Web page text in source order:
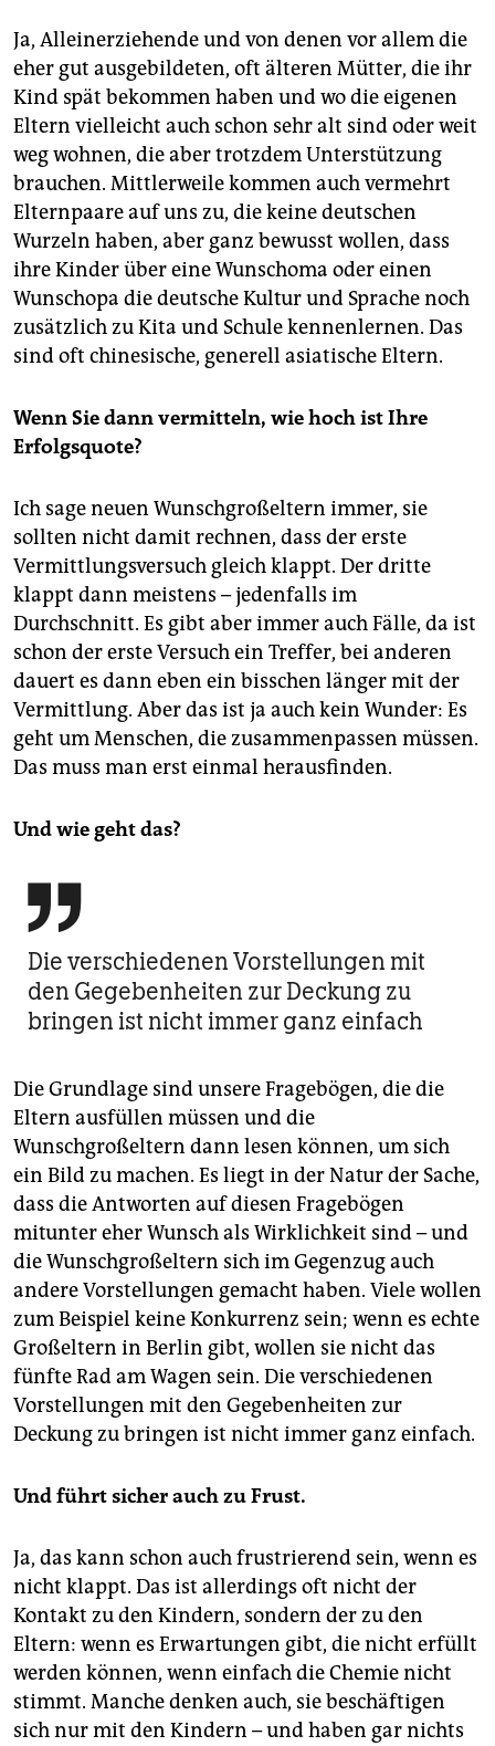
Ja, Alleinerziehende und von denen vor allem die
eher gut ausgebildeten, oft älteren Mütter, die ihr
Kind spät bekommen haben und wo die eigenen
Eltern vielleicht auch schon sehr alt sind oder weit
weg wohnen, die aber trotzdem Unterstützung
brauchen. Mittlerweile kommen auch vermehrt
Elternpaare auf uns zu, die keine deutschen
Wurzeln haben, aber ganz bewusst wollen, dass
ihre Kinder über eine Wunschoma oder einen
Wunschopa die deutsche Kultur und Sprache noch
zusätzlich zu Kita und Schule kennenlernen. Das
sind oft chinesische, generell asiatische Eltern.
Wenn Sie dann vermitteln, wie hoch ist Ihre
Erfolgsquote?
Ich sage neuen Wunschgroßeltern immer, sie
sollten nicht damit rechnen, dass der erste
Vermittlungsversuch gleich klappt. Der dritte
klappt dann meistens – jedenfalls im
Durchschnitt. Es gibt aber immer auch Fälle, da ist
schon der erste Versuch ein Treffer, bei anderen
dauert es dann eben ein bisschen länger mit der
Vermittlung. Aber das ist ja auch kein Wunder: Es
geht um Menschen, die zusammenpassen müssen.
Das muss man erst einmal herausfinden.
Und wie geht das?

Die verschiedenen Vorstellungen mit
den Gegebenheiten zur Deckung zu
bringen ist nicht immer ganz einfach
Die Grundlage sind unsere Fragebögen, die die
Eltern ausfüllen müssen und die
Wunschgroßeltern dann lesen können, um sich
ein Bild zu machen. Es liegt in der Natur der Sache,
dass die Antworten auf diesen Fragebögen
mitunter eher Wunsch als Wirklichkeit sind – und
die Wunschgroßeltern sich im Gegenzug auch
andere Vorstellungen gemacht haben. Viele wollen
zum Beispiel keine Konkurrenz sein; wenn es echte
Großeltern in Berlin gibt, wollen sie nicht das
fünfte Rad am Wagen sein. Die verschiedenen
Vorstellungen mit den Gegebenheiten zur
Deckung zu bringen ist nicht immer ganz einfach.
Und führt sicher auch zu Frust.
Ja, das kann schon auch frustrierend sein, wenn es
nicht klappt. Das ist allerdings oft nicht der
Kontakt zu den Kindern, sondern der zu den
Eltern: wenn es Erwartungen gibt, die nicht erfüllt
werden können, wenn einfach die Chemie nicht
stimmt. Manche denken auch, sie beschäftigen
sich nur mit den Kindern – und haben gar nichts